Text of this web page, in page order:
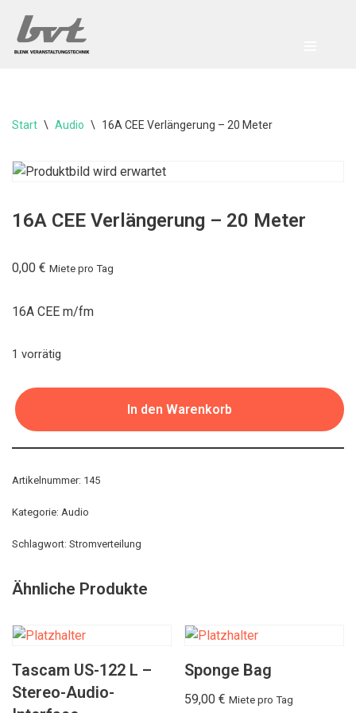
Zum
Start \ Audio \ 16A CEE Verlängerung – 20 Meter
16A CEE Verlängerung – 20 Meter
0,00 € Miete pro Tag
16A CEE m/fm
1 vorrätig
In den Warenkorb
Artikelnummer: 145
Kategorie: Audio
Schlagwort: Stromverteilung
Ähnliche Produkte
Tascam US-122 L –
Stereo-Audio-
Sponge Bag
59,00€ Miete pro Tag